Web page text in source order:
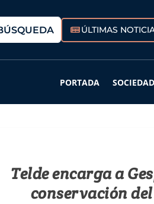
ÚLTIMAS
PORTADA SOCIEDAD
Telde encarga a
conservación